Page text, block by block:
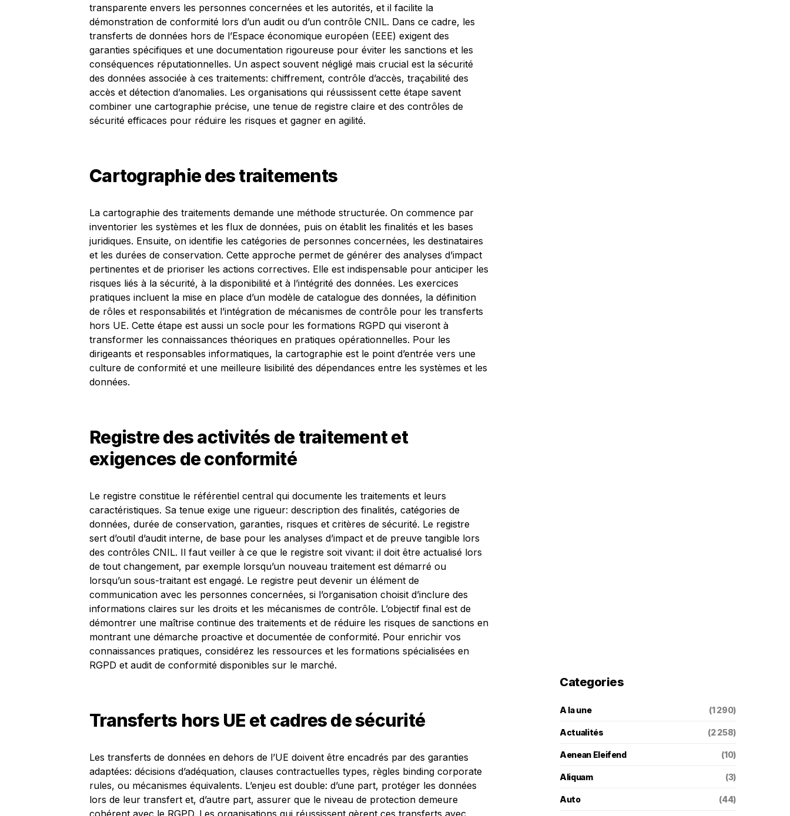
transparente envers les personnes concernées et les autorités, et il facilite la
démonstration de conformité lors d’un audit ou d’un contrôle CNIL. Dans ce cadre, les
transferts de données hors de l’Espace économique européen (EEE) exigent des
garanties spécifiques et une documentation rigoureuse pour éviter les sanctions et les
conséquences réputationnelles. Un aspect souvent négligé mais crucial est la sécurité
des données associée à ces traitements: chiffrement, contrôle d’accès, traçabilité des
accès et détection d’anomalies. Les organisations qui réussissent cette étape savent
combiner une cartographie précise, une tenue de registre claire et des contrôles de
sécurité efficaces pour réduire les risques et gagner en agilité.
Cartographie des traitements
La cartographie des traitements demande une méthode structurée. On commence par
inventorier les systèmes et les flux de données, puis on établit les finalités et les bases
juridiques. Ensuite, on identifie les catégories de personnes concernées, les destinataires
et les durées de conservation. Cette approche permet de générer des analyses d’impact
pertinentes et de prioriser les actions correctives. Elle est indispensable pour anticiper les
risques liés à la sécurité, à la disponibilité et à l’intégrité des données. Les exercices
pratiques incluent la mise en place d’un modèle de catalogue des données, la définition
de rôles et responsabilités et l’intégration de mécanismes de contrôle pour les transferts
hors UE. Cette étape est aussi un socle pour les formations RGPD qui viseront à
transformer les connaissances théoriques en pratiques opérationnelles. Pour les
dirigeants et responsables informatiques, la cartographie est le point d’entrée vers une
culture de conformité et une meilleure lisibilité des dépendances entre les systèmes et les
données.
Registre des activités de traitement et
exigences de conformité
Le registre constitue le référentiel central qui documente les traitements et leurs
caractéristiques. Sa tenue exige une rigueur: description des finalités, catégories de
données, durée de conservation, garanties, risques et critères de sécurité. Le registre
sert d’outil d’audit interne, de base pour les analyses d’impact et de preuve tangible lors
des contrôles CNIL. Il faut veiller à ce que le registre soit vivant: il doit être actualisé lors
de tout changement, par exemple lorsqu’un nouveau traitement est démarré ou
lorsqu’un sous-traitant est engagé. Le registre peut devenir un élément de
communication avec les personnes concernées, si l’organisation choisit d’inclure des
informations claires sur les droits et les mécanismes de contrôle. L’objectif final est de
démontrer une maîtrise continue des traitements et de réduire les risques de sanctions en
montrant une démarche proactive et documentée de conformité. Pour enrichir vos
connaissances pratiques, considérez les ressources et les formations spécialisées en
RGPD et audit de conformité disponibles sur le marché.
Transferts hors UE et cadres de sécurité
Les transferts de données en dehors de l’UE doivent être encadrés par des garanties
adaptées: décisions d’adéquation, clauses contractuelles types, règles binding corporate
rules, ou mécanismes équivalents. L’enjeu est double: d’une part, protéger les données
lors de leur transfert et, d’autre part, assurer que le niveau de protection demeure
cohérent avec le RGPD. Les organisations qui réussissent gèrent ces transferts avec
Categories
A la une (1 290)
Actualités (2 258)
Aenean Eleifend (10)
Aliquam (3)
Auto (44)